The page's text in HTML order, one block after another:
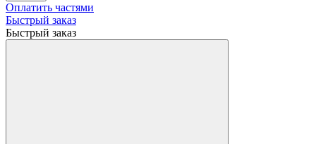
Оплатить частями
Быстрый заказ
Быстрый заказ